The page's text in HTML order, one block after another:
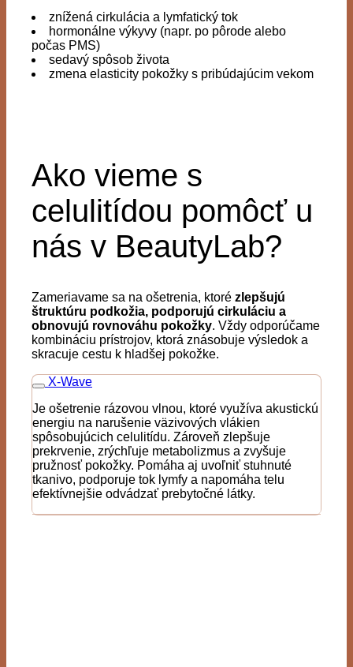
znížená cirkulácia a lymfatický tok
hormonálne výkyvy (napr. po pôrode alebo
počas PMS)
sedavý spôsob života
zmena elasticity pokožky s pribúdajúcim vekom
Ako vieme s
celulitídou pomôcť u
nás v BeautyLab?
Zameriavame sa na ošetrenia, ktoré zlepšujú
štruktúru podkožia, podporujú cirkuláciu a
obnovujú rovnováhu pokožky. Vždy odporúčame
kombináciu prístrojov, ktorá znásobuje výsledok a
skracuje cestu k hladšej pokožke.
X-Wave
Je ošetrenie rázovou vlnou, ktoré využíva akustickú
energiu na narušenie väzivových vlákien
spôsobujúcich celulitídu. Zároveň zlepšuje
prekrvenie, zrýchľuje metabolizmus a zvyšuje
pružnosť pokožky. Pomáha aj uvoľniť stuhnuté
tkanivo, podporuje tok lymfy a napomáha telu
efektívnejšie odvádzať prebytočné látky.